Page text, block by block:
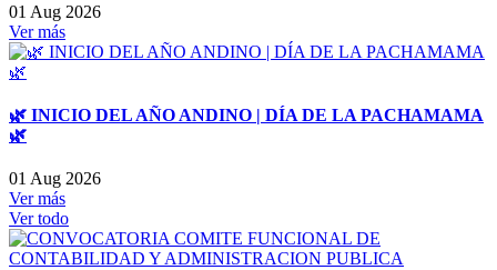
01 Aug 2026
Ver más
🌿 INICIO DEL AÑO ANDINO | DÍA DE LA PACHAMAMA
🌿
01 Aug 2026
Ver más
Ver todo